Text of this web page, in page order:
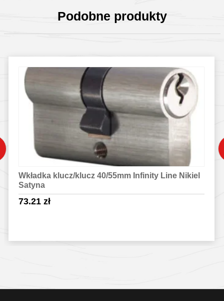
Podobne produkty
Wkładka klucz/klucz 40/55mm Infinity Line Nikiel
Satyna
73.21 zł